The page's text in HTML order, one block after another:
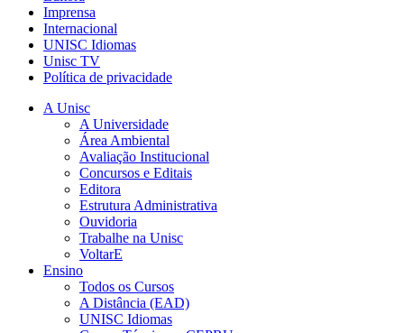
Imprensa
Internacional
UNISC Idiomas
Unisc TV
Política de privacidade
A Unisc
A Universidade
Área Ambiental
Avaliação Institucional
Concursos e Editais
Editora
Estrutura Administrativa
Ouvidoria
Trabalhe na Unisc
VoltarE
Ensino
Todos os Cursos
A Distância (EAD)
UNISC Idiomas